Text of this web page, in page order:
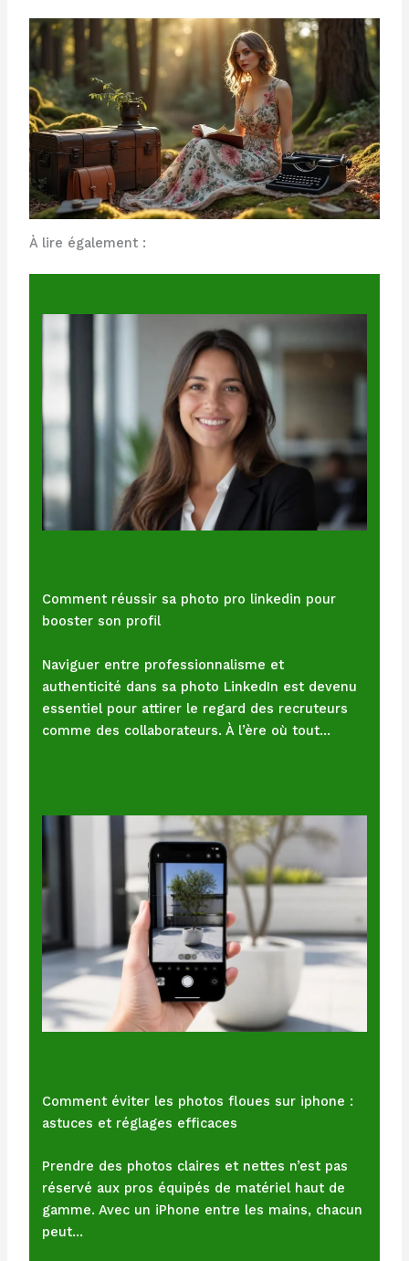
À lire également :
Comment réussir sa photo pro linkedin pour
booster son profil
Naviguer entre professionnalisme et
authenticité dans sa photo LinkedIn est devenu
essentiel pour attirer le regard des recruteurs
comme des collaborateurs. À l’ère où tout…
Comment éviter les photos floues sur iphone :
astuces et réglages efficaces
Prendre des photos claires et nettes n’est pas
réservé aux pros équipés de matériel haut de
gamme. Avec un iPhone entre les mains, chacun
peut…